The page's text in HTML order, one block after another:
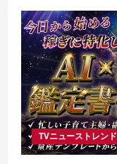
TVニューストレンド